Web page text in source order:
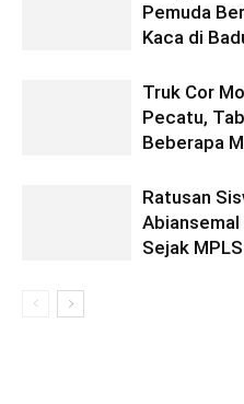
Pemuda
Kaca di
Truk Cor
Pecatu,
Beberapa
Ratusan
Sejak MPLS